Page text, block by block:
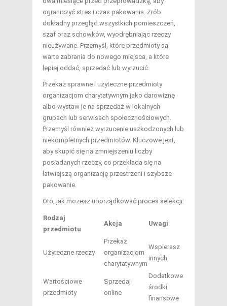
ograniczyć stres i czas pakowania. Zrób
dokładny przegląd wszystkich pomieszczeń,
szaf oraz schowków, wyodrębniając rzeczy
nieużywane. Przemyśl, które przedmioty są
warte zabrania do nowego miejsca, a które
lepiej oddać, sprzedać lub wyrzucić.
Przekaż sprawne i użyteczne przedmioty
organizacjom charytatywnym jako darowiznę
albo wystaw je na sprzedaż w lokalnych
grupach lub serwisach społecznościowych.
Przemyśl również wyrzucenie uszkodzonych lub
niekompletnych przedmiotów. Kluczowe jest,
aby skupić się na zmniejszeniu liczby
posiadanych rzeczy, co przekłada się na
łatwiejszą organizację przestrzeni i szybsze
pakowanie.
Oto, jak możesz uporządkować proces selekcji:
Rodzaj
przedmiotu
Akcja Uwagi
Użyteczne rzeczy
Przekaż
organizacjom
charytatywnym
Wspierasz
innych
Wartościowe
przedmioty
Sprzedaj
online
Dodatkowe
środki
finansowe